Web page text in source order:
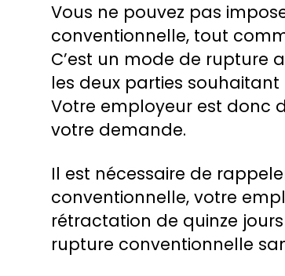
Vous ne pouvez pas
conventionnelle, tout
C’est un mode de rupture
les deux parties
Votre employeur est donc
votre demande.
Il est nécessaire de
conventionnelle, votre
rétractation de quinze
rupture conventionnelle